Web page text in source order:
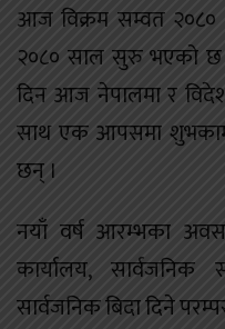
आज विक्रम सम्वत २०८०
२०८० साल सुरु भएको छ
दिन आज नेपालमा र
साथ एक आपसमा
छन् ।
नयाँ वर्ष आरम्भका
कार्यालय,
सार्वजनिक बिदा दिने